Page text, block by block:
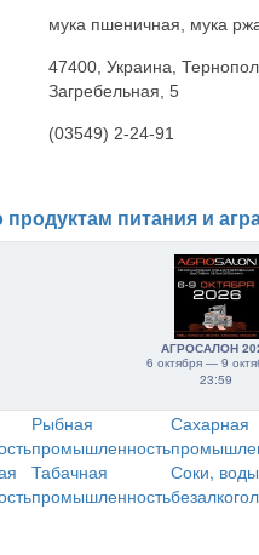
мука пшеничная, мука
47400, Украина,
Загребельная, 5
(03549) 2-24-91
питания и
АГРОСАЛОН
6 октября — 9
23:59
Рыбная
промышленность
Сахарная
Табачная
промышленность
Соки,